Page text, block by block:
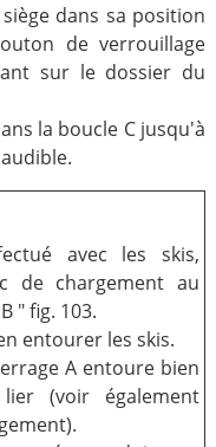
dans sa position
de verrouillage
sur le dossier du
la boucle C jusqu'à
avec les skis,
de chargement au
" fig. 103.
entourer les skis.
A entoure bien
(voir également